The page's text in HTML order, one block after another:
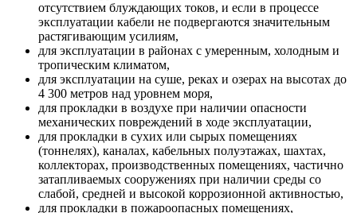
отсутствием блуждающих токов, и если в процессе
эксплуатации кабели не подвергаются значительным
растягивающим усилиям,
для эксплуатации в районах с умеренным, холодным и
тропическим климатом,
для эксплуатации на суше, реках и озерах на высотах до
4 300 метров над уровнем моря,
для прокладки в воздухе при наличии опасности
механических повреждений в ходе эксплуатации,
для прокладки в сухих или сырых помещениях
(тоннелях), каналах, кабельных полуэтажах, шахтах,
коллекторах, производственных помещениях, частично
затапливаемых сооружениях при наличии среды со
слабой, средней и высокой коррозионной активностью,
для прокладки в пожароопасных помещениях,